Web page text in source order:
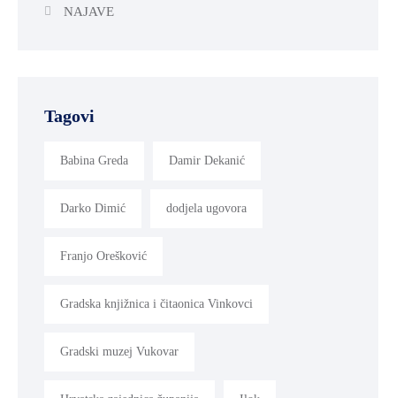
NAJAVE
Tagovi
Babina Greda Damir Dekanić
Darko Dimić dodjela ugovora
Franjo Orešković
Gradska knjižnica i čitaonica Vinkovci
Gradski muzej Vukovar